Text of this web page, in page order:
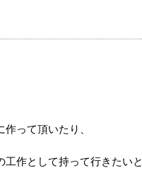
って頂いたり、
作として持って行きたいと